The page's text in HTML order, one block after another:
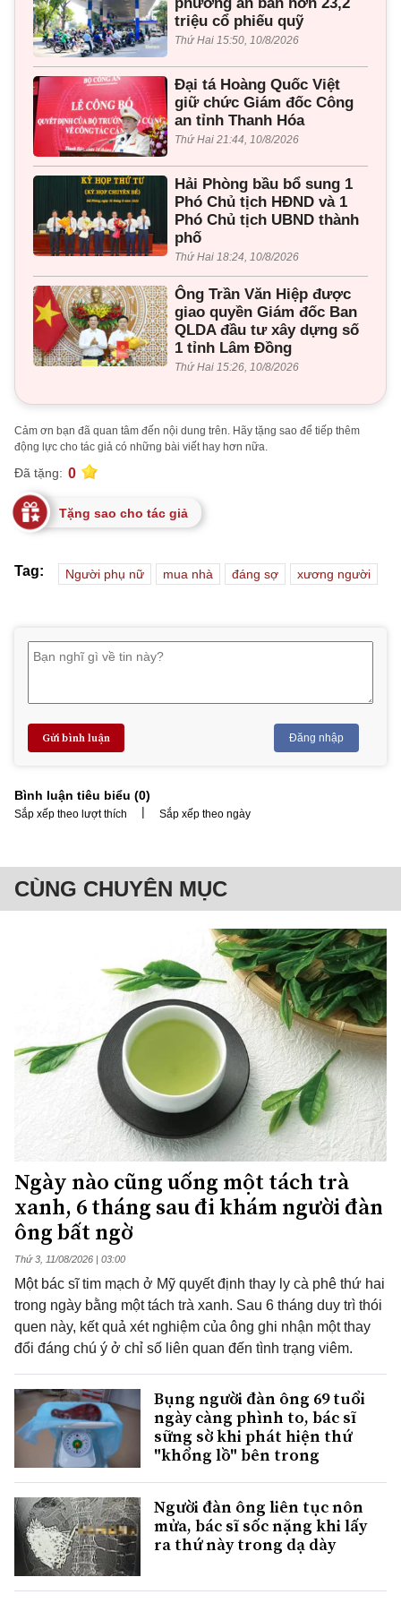
triệu cổ phiếu quỹ
Thứ Hai 15:50, 10/8/2026
Đại tá Hoàng Quốc Việt
giữ chức Giám đốc Công
an tỉnh Thanh Hóa
Thứ Hai 21:44, 10/8/2026
Hải Phòng bầu bổ sung 1
Phó Chủ tịch HĐND và 1
Phó Chủ tịch UBND thành
phố
Thứ Hai 18:24, 10/8/2026
Ông Trần Văn Hiệp được
giao quyền Giám đốc Ban
QLDA đầu tư xây dựng số
1 tỉnh Lâm Đồng
Thứ Hai 15:26, 10/8/2026
Cảm ơn bạn đã quan tâm đến nội dung trên. Hãy tặng sao để tiếp thêm
động lực cho tác giả có những bài viết hay hơn nữa.
Đã tặng: 0
Tặng sao cho tác giả
Tag: Người phụ nữ mua nhà đáng sợ xương người
Gửi bình luận Đăng nhập
Bình luận tiêu biểu (0)
Sắp xếp theo lượt thích | Sắp xếp theo ngày
CÙNG CHUYÊN MỤC
Ngày nào cũng uống một tách trà
xanh, 6 tháng sau đi khám người đàn
ông bất ngờ
Thứ 3, 11/08/2026 | 03:00
Một bác sĩ tim mạch ở Mỹ quyết định thay ly cà phê thứ hai
trong ngày bằng một tách trà xanh. Sau 6 tháng duy trì thói
quen này, kết quả xét nghiệm của ông ghi nhận một thay
đổi đáng chú ý ở chỉ số liên quan đến tình trạng viêm.
Bụng người đàn ông 69 tuổi
ngày càng phình to, bác sĩ
sững sờ khi phát hiện thứ
"khổng lồ" bên trong
Người đàn ông liên tục nôn
mửa, bác sĩ sốc nặng khi lấy
ra thứ này trong dạ dày